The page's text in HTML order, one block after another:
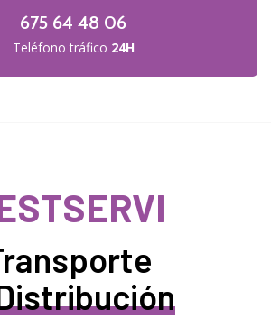
675 64 48 06
Teléfono tráfico 24H